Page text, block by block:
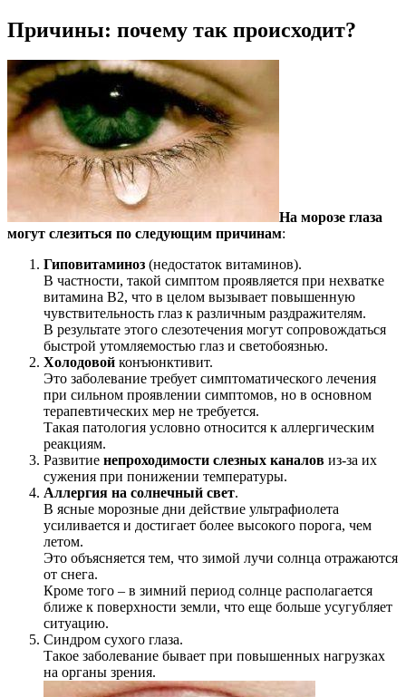
Причины: почему так происходит?
На морозе глаза
могут слезиться по следующим причинам:
Гиповитаминоз (недостаток витаминов).
В частности, такой симптом проявляется при нехватке
витамина B2, что в целом вызывает повышенную
чувствительность глаз к различным раздражителям.
В результате этого слезотечения могут сопровождаться
быстрой утомляемостью глаз и светобоязнью.
Холодовой конъюнктивит.
Это заболевание требует симптоматического лечения
при сильном проявлении симптомов, но в основном
терапевтических мер не требуется.
Такая патология условно относится к аллергическим
реакциям.
Развитие непроходимости слезных каналов из-за их
сужения при понижении температуры.
Аллергия на солнечный свет.
В ясные морозные дни действие ультрафиолета
усиливается и достигает более высокого порога, чем
летом.
Это объясняется тем, что зимой лучи солнца отражаются
от снега.
Кроме того – в зимний период солнце располагается
ближе к поверхности земли, что еще больше усугубляет
ситуацию.
Синдром сухого глаза.
Такое заболевание бывает при повышенных нагрузках
на органы зрения.